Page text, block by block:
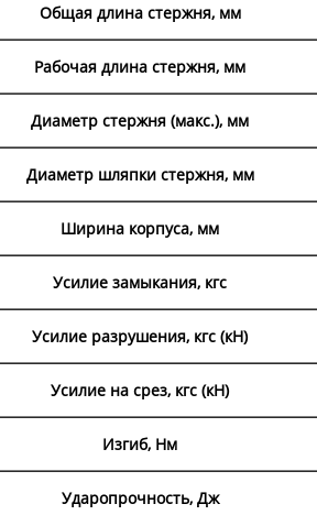
Общая длина стержня, мм
Рабочая длина стержня, мм
Диаметр стержня (макс.), мм
Диаметр шляпки стержня, мм
Ширина корпуса, мм
Усилие замыкания, кгс
Усилие разрушения, кгс (кН)
Усилие на срез, кгс (кН)
Изгиб, Нм
Ударопрочность, Дж